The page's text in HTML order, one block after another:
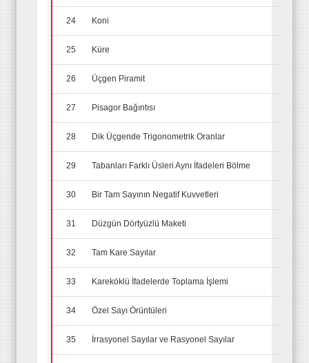
24 Koni
25 Küre
26 Üçgen Piramit
27 Pisagor Bağıntısı
28 Dik Üçgende Trigonometrik Oranlar
29 Tabanları Farklı Üsleri Aynı İfadeleri Bölme
30 Bir Tam Sayının Negatif Kuvvetleri
31 Düzgün Dörtyüzlü Maketi
32 Tam Kare Sayılar
33 Kareköklü İfadelerde Toplama İşlemi
34 Özel Sayı Örüntüleri
35 İrrasyonel Sayılar ve Rasyonel Sayılar